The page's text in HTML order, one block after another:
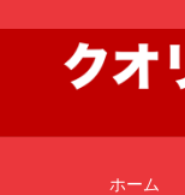
ホーム